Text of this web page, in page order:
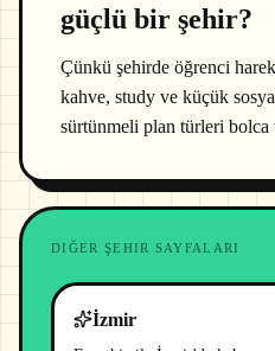
güçlü bir şehir?
Çünkü şehirde öğrenci
kahve, study ve küçük
sürtünmeli plan türleri bolca
DIĞER ŞEHIR SAYFALARI
İzmir